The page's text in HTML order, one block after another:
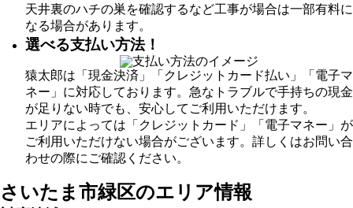
天井裏のハチの巣を確認するなど工事が場合は一部有料に
なる場合があります。
選べる支払い方法！
猿太郎は「現金決済」「クレジットカード払い」「電子マ
ネー」に対応しております。急なトラブルで手持ちの現金
が足りない時でも、安心してご利用いただけます。
エリアによっては「クレジットカード」「電子マネー」が
ご利用いただけない場合がございます。詳しくはお問い合
わせの際にご確認ください。
さいたま市緑区のエリア情報